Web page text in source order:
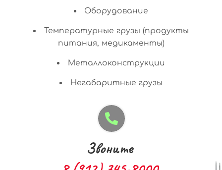
Оборудование
Температурные грузы (продукты
питания, медикаменты)
Металлоконструкции
Негабаритные грузы
Звоните